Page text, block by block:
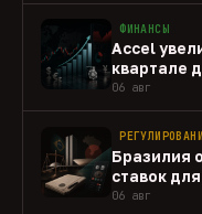
ФИНАНСЫ
Accel
квартале
06 авг
Бразилия
ставок
06 авг